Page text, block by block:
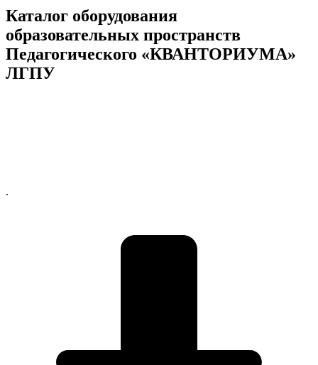
Каталог оборудования
образовательных пространств
Педагогического «КВАНТОРИУМА»
ЛГПУ
.